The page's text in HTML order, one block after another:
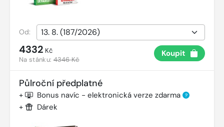
Od:
4332 Kč
Na stánku:4346 Kč
Koupit
Půlroční předplatné
+ Bonus navíc - elektronická verze zdarma ?
+ Dárek